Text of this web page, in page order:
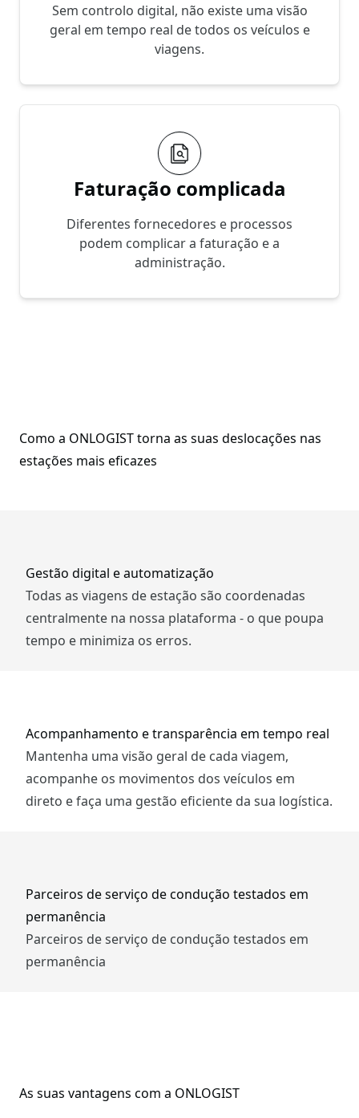
Sem controlo digital, não existe uma visão
geral em tempo real de todos os veículos e
viagens.
Faturação complicada
Diferentes fornecedores e processos
podem complicar a faturação e a
administração.
Como a ONLOGIST torna as suas deslocações nas
estações mais eficazes
Gestão digital e automatização
Todas as viagens de estação são coordenadas
centralmente na nossa plataforma - o que poupa
tempo e minimiza os erros.
Acompanhamento e transparência em tempo real
Mantenha uma visão geral de cada viagem,
acompanhe os movimentos dos veículos em
direto e faça uma gestão eficiente da sua logística.
Parceiros de serviço de condução testados em
permanência
Parceiros de serviço de condução testados em
permanência
As suas vantagens com a ONLOGIST